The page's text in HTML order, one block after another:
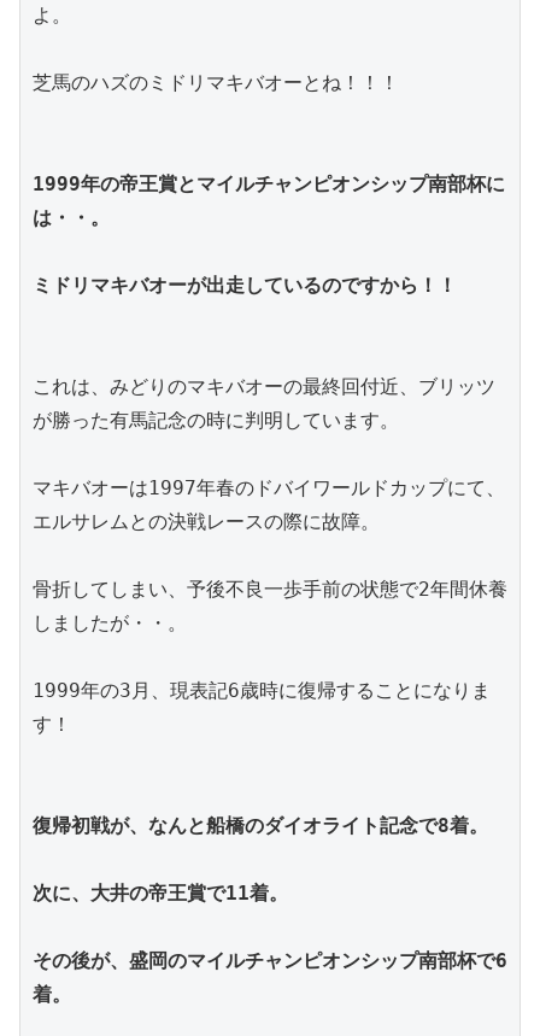
よ。
芝馬のハズのミドリマキバオーとね！！！
1999年の帝王賞とマイルチャンピオンシップ南部杯に
は・・。
ミドリマキバオーが出走しているのですから！！
これは、みどりのマキバオーの最終回付近、ブリッツ
が勝った有馬記念の時に判明しています。
マキバオーは1997年春のドバイワールドカップにて、
エルサレムとの決戦レースの際に故障。
骨折してしまい、予後不良一歩手前の状態で2年間休養
しましたが・・。
1999年の3月、現表記6歳時に復帰することになりま
す！
復帰初戦が、なんと船橋のダイオライト記念で8着。
次に、大井の帝王賞で11着。
その後が、盛岡のマイルチャンピオンシップ南部杯で6
着。